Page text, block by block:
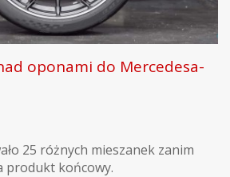
oponami do Mercedesa-
25 różnych mieszanek zanim
produkt końcowy.